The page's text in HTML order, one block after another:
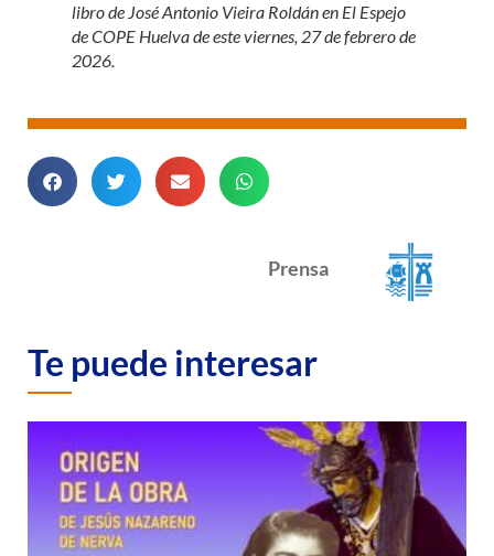
libro de José Antonio Vieira Roldán en El Espejo
de COPE Huelva de este viernes, 27 de febrero de
2026.
Prensa
Te puede interesar